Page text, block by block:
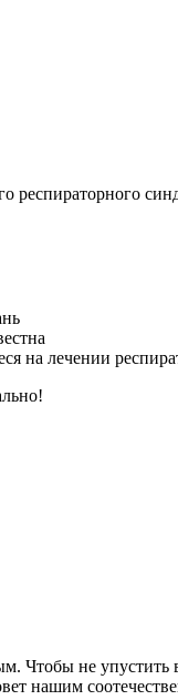
респираторного
на лечении
Чтобы не упустить
нашим